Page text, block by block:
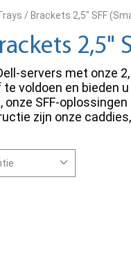
/ Brackets 2,5" SFF
2,5"
servers met onze
voldoen en bieden
SFF-
zijn onze